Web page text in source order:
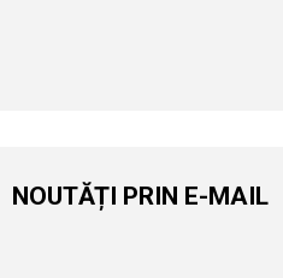
NOUTĂȚI PRIN E-MAIL